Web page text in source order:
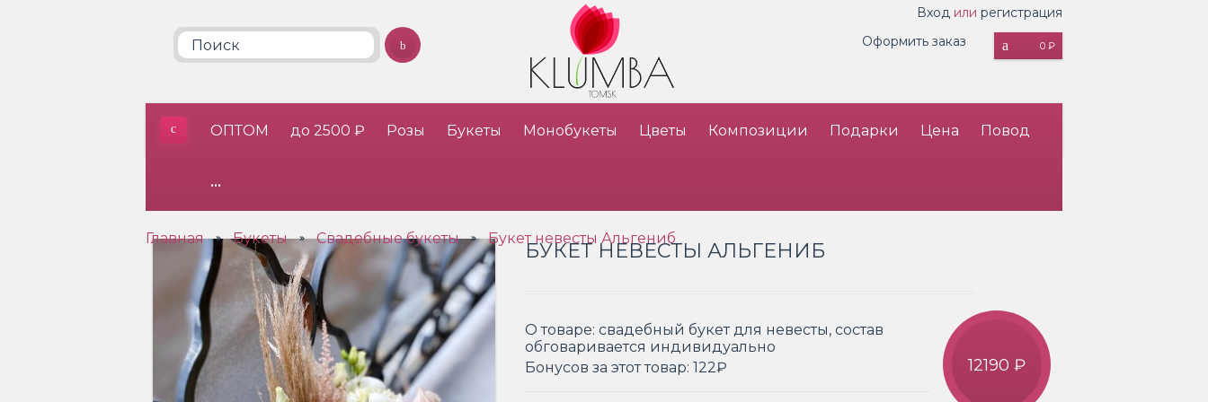
Вход или регистрация
0 ₽
Оформить заказ
ОПТОМ до 2500 ₽ Розы Букеты Монобукеты Цветы Композиции Подарки Цена Повод
•••
Главная » Букеты » Свадебные букеты » Букет невесты Альгениб
БУКЕТ НЕВЕСТЫ АЛЬГЕНИБ
О товаре: свадебный букет для невесты, состав
обговаривается индивидуально
Бонусов за этот товар: 122₽ 12190 ₽